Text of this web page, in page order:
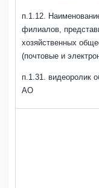
п.1.12.
филиалов,
хозяйственных
(почтовые и
п.1.31. видеоролик
АО